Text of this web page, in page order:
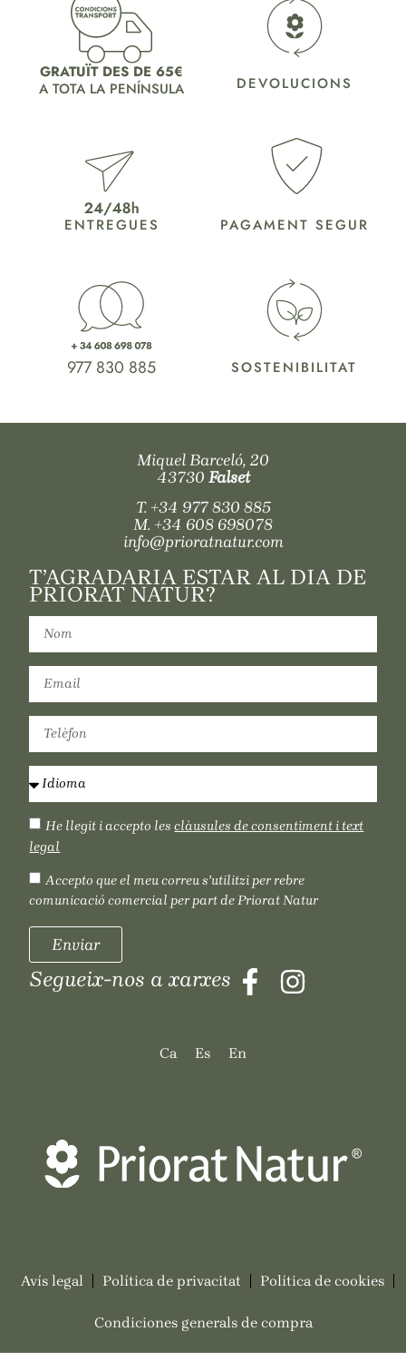
GRATUÏT DES DE 65€
A TOTA LA PENÍNSULA
ENTREGUES
977 830 885
DEVOLUCIONS
PAGAMENT SEGUR
SOSTENIBILITAT
Miquel Barceló, 20
43730 Falset
T.+34 977 830 885
M. +34 608 698078
info@prioratnatur.com
T’AGRADARIA ESTAR AL DIA DE
PRIORAT NATUR?
He llegit i accepto lesclàusules de consentiment i text
legal
Accepto que el meu correu s'utilitzi per rebre
comunicació comercial per part de Priorat Natur
Enviar
Segueix-nos a xarxes
Ca Es En
Avís legal Política de privacitat Política de cookies
Condiciones generals de compra